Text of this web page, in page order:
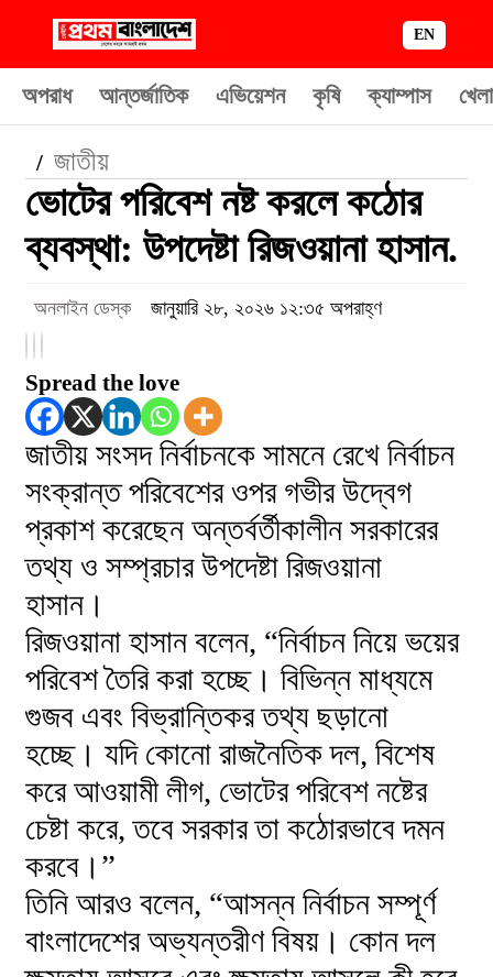
EN
অপরাধ আন্তর্জাতিক এভিয়েশন কৃষি ক্যাম্পাস
/জাতীয়
ভোটের পরিবেশ নষ্ট করলে কঠোর
ব্যবস্থা: উপদেষ্টা রিজওয়ানা হাসান.
অনলাইন ডেস্ক জানুয়ারি ২৮, ২০২৬ ১২:৩৫ অপরাহ্ণ
Spread the love
জাতীয় সংসদ নির্বাচনকে সামনে রেখে নির্বাচন
সংক্রান্ত পরিবেশের ওপর গভীর উদ্বেগ
প্রকাশ করেছেন অন্তর্বর্তীকালীন সরকারের
তথ্য ও সম্প্রচার উপদেষ্টা রিজওয়ানা
হাসান।
রিজওয়ানা হাসান বলেন, “নির্বাচন নিয়ে ভয়ের
পরিবেশ তৈরি করা হচ্ছে। বিভিন্ন মাধ্যমে
গুজব এবং বিভ্রান্তিকর তথ্য ছড়ানো
হচ্ছে। যদি কোনো রাজনৈতিক দল, বিশেষ
করে আওয়ামী লীগ, ভোটের পরিবেশ নষ্টের
চেষ্টা করে, তবে সরকার তা কঠোরভাবে দমন
করবে।”
তিনি আরও বলেন, “আসন্ন নির্বাচন সম্পূর্ণ
বাংলাদেশের অভ্যন্তরীণ বিষয়। কোন দল